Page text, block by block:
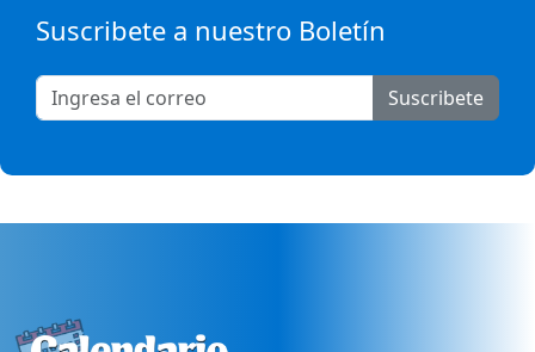
Suscribete a nuestro Boletín
Suscribete